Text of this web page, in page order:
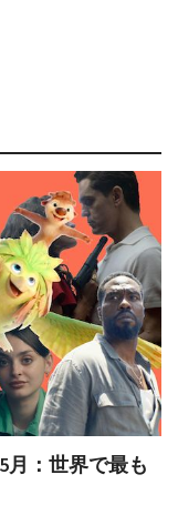
月：世界で最も